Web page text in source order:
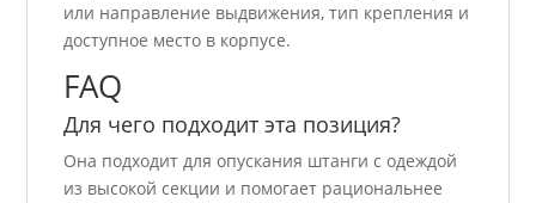
или направление выдвижения, тип крепления и
доступное место в корпусе.
FAQ
Для чего подходит эта позиция?
Она подходит для опускания штанги с одеждой
из высокой секции и помогает рациональнее